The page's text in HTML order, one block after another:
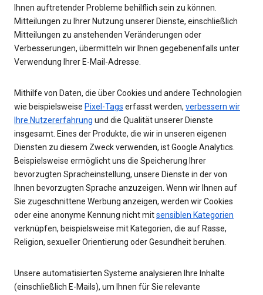
Ihnen auftretender Probleme behilflich sein zu können.
Mitteilungen zu Ihrer Nutzung unserer Dienste, einschließlich
Mitteilungen zu anstehenden Veränderungen oder
Verbesserungen, übermitteln wir Ihnen gegebenenfalls unter
Verwendung Ihrer E-Mail-Adresse.
Mithilfe von Daten, die über Cookies und andere Technologien
wie beispielsweise Pixel-Tags erfasst werden, verbessern wir
Ihre Nutzererfahrung und die Qualität unserer Dienste
insgesamt. Eines der Produkte, die wir in unseren eigenen
Diensten zu diesem Zweck verwenden, ist Google Analytics.
Beispielsweise ermöglicht uns die Speicherung Ihrer
bevorzugten Spracheinstellung, unsere Dienste in der von
Ihnen bevorzugten Sprache anzuzeigen. Wenn wir Ihnen auf
Sie zugeschnittene Werbung anzeigen, werden wir Cookies
oder eine anonyme Kennung nicht mitsensiblen Kategorien
verknüpfen, beispielsweise mit Kategorien, die auf Rasse,
Religion, sexueller Orientierung oder Gesundheit beruhen.
Unsere automatisierten Systeme analysieren Ihre Inhalte
(einschließlich E-Mails), um Ihnen für Sie relevante